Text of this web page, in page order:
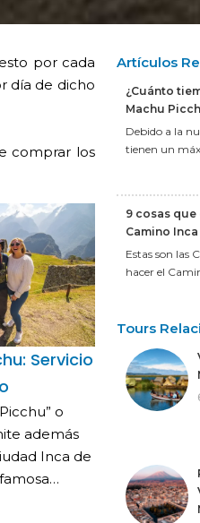
por cada
día de dicho
comprar los
Servicio
o
además
Inca de
Artículos
¿Cuánto
Machu
Debido a la
tienen un
9 cosas
Camino
Estas son las
hacer el
Tours